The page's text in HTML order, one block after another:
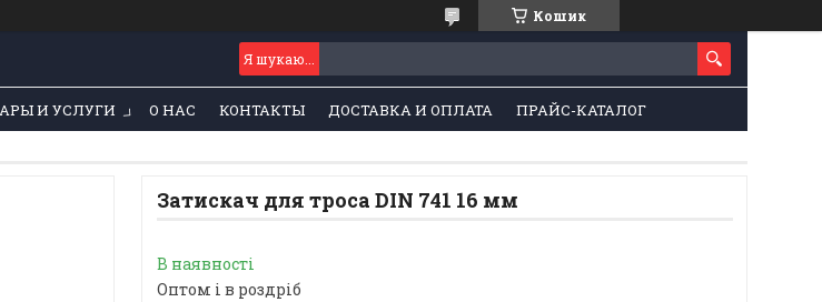
Кошик
И УСЛУГИ О НАС КОНТАКТЫ ДОСТАВКА И ОПЛАТА ПРАЙС-КАТАЛОГ
Затискач для троса DIN 741 16 мм
В наявності
Оптом і в роздріб